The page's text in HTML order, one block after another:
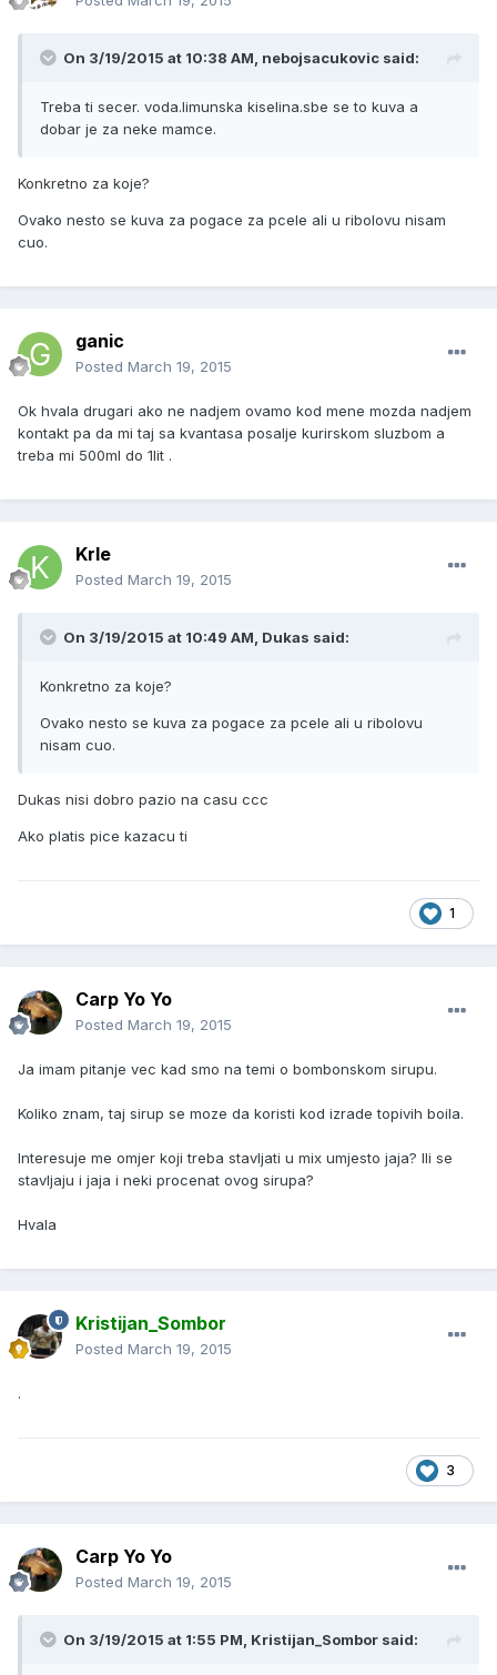
On 3/19/2015 at 10:38 AM, nebojsacukovic said:
Treba ti secer. voda.limunska kiselina.sbe se to kuva a
dobar je za neke mamce.
Konkretno za koje?
Ovako nesto se kuva za pogace za pcele ali u ribolovu nisam
cuo.
ganic
Posted March 19, 2015
Ok hvala drugari ako ne nadjem ovamo kod mene mozda nadjem
kontakt pa da mi taj sa kvantasa posalje kurirskom sluzbom a
treba mi 500ml do 1lit .
Krle
Posted March 19, 2015
On 3/19/2015 at 10:49 AM, Dukas said:
Konkretno za koje?
Ovako nesto se kuva za pogace za pcele ali u ribolovu
nisam cuo.
Dukas nisi dobro pazio na casu ccc
Ako platis pice kazacu ti
1
Carp Yo Yo
Posted March 19, 2015
Ja imam pitanje vec kad smo na temi o bombonskom sirupu.
Koliko znam, taj sirup se moze da koristi kod izrade topivih boila.
Interesuje me omjer koji treba stavljati u mix umjesto jaja? Ili se
stavljaju i jaja i neki procenat ovog sirupa?
Hvala
Kristijan_Sombor
Posted March 19, 2015
.
3
Carp Yo Yo
Posted March 19, 2015
On 3/19/2015 at 1:55 PM, Kristijan_Sombor said: